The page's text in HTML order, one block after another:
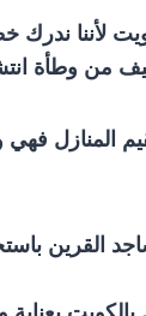
لأننا
من وطأة
المنازل
القرين